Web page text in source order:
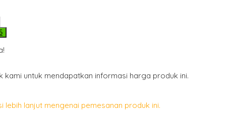
kami untuk mendapatkan informasi harga produk ini.
lebih lanjut mengenai pemesanan produk ini.